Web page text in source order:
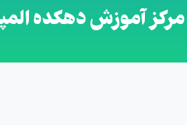
مرکز آموزش دهکده